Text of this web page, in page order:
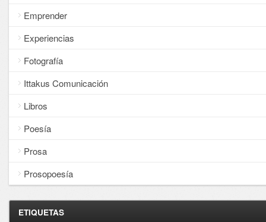
Emprender
Experiencias
Fotografía
Ittakus Comunicación
Libros
Poesía
Prosa
Prosopoesía
ETIQUETAS